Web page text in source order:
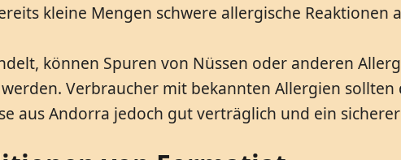
kleine Mengen schwere allergische Reaktionen
können Spuren von Nüssen oder anderen
Verbraucher mit bekannten Allergien
aus Andorra jedoch gut verträglich und ein sicherer